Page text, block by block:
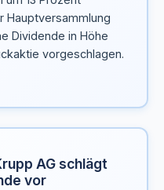
Hauptversammlung
Dividende in Höhe
vorgeschlagen.
AG schlägt
vor